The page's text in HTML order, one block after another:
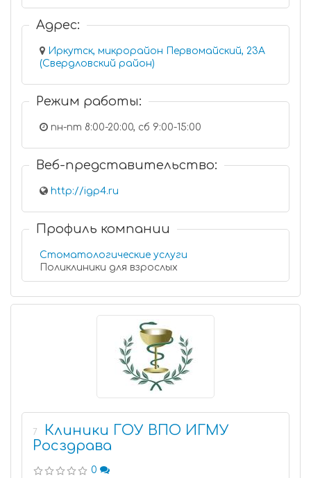
Адрес:
Иркутск, микрорайон Первомайский, 23А
(Свердловский район)
Режим работы:
пн-пт 8:00-20:00, сб 9:00-15:00
Веб-представительство:
http://igp4.ru
Профиль компании
Стоматологические услуги
Поликлиники для взрослых
7
Клиники ГОУ ВПО ИГМУ
Росздрава
0